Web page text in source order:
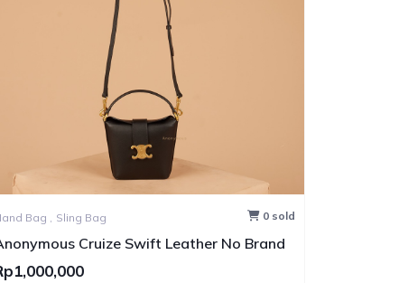
Hand Bag , Backpack Bag
Anonymous Ezzy Bag 2420 Swift Leather
No Brand
Rp1,900,000